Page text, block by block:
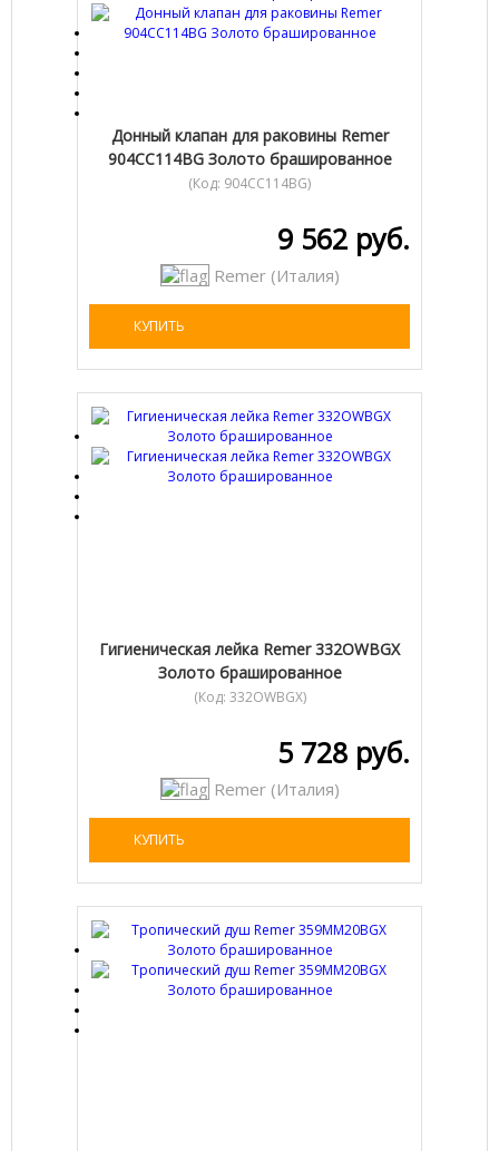
Донный клапан для раковины Remer
904CC114BG Золото брашированное
(Код: 904CC114BG)
9 562 руб.
Remer (Италия)
КУПИТЬ
Гигиеническая лейка Remer 332OWBGX
Золото брашированное
(Код: 332OWBGX)
5 728 руб.
Remer (Италия)
КУПИТЬ